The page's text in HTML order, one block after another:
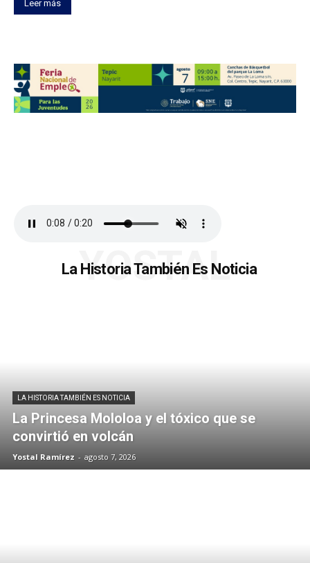
Leer más
La Historia También Es Noticia
YOSTAL
LA HISTORIA TAMBIÉN ES NOTICIA
La Princesa Mololoa y el tóxico que se
convirtió en volcán
Yostal Ramírez - agosto 7, 2026